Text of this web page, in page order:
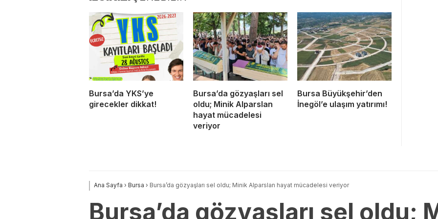
Bursa’da YKS’ye
girecekler dikkat!
Bursa’da gözyaşları sel
oldu; Minik Alparslan
hayat mücadelesi
veriyor
Bursa Büyükşehir’den
İnegöl’e ulaşım yatırımı!
Ana Sayfa › Bursa › Bursa’da gözyaşları sel oldu; Minik Alparslan hayat mücadelesi veriyor
Bursa’da gözyaşları sel oldu;